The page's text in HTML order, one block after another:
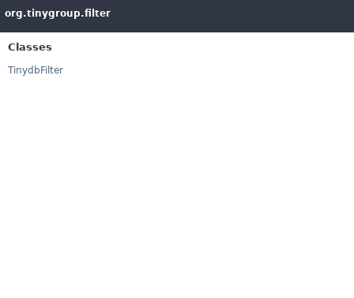
org.tinygroup.filter
Classes
TinydbFilter